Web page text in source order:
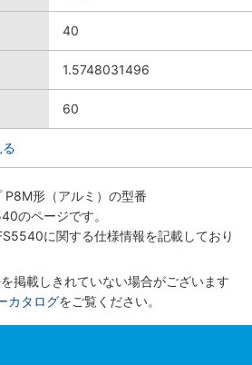
40
1.5748031496
60
形（アルミ） の型番
のページです。
に関する仕様情報を記載しており
掲載しきれていない場合がございます
カタログをご覧ください。